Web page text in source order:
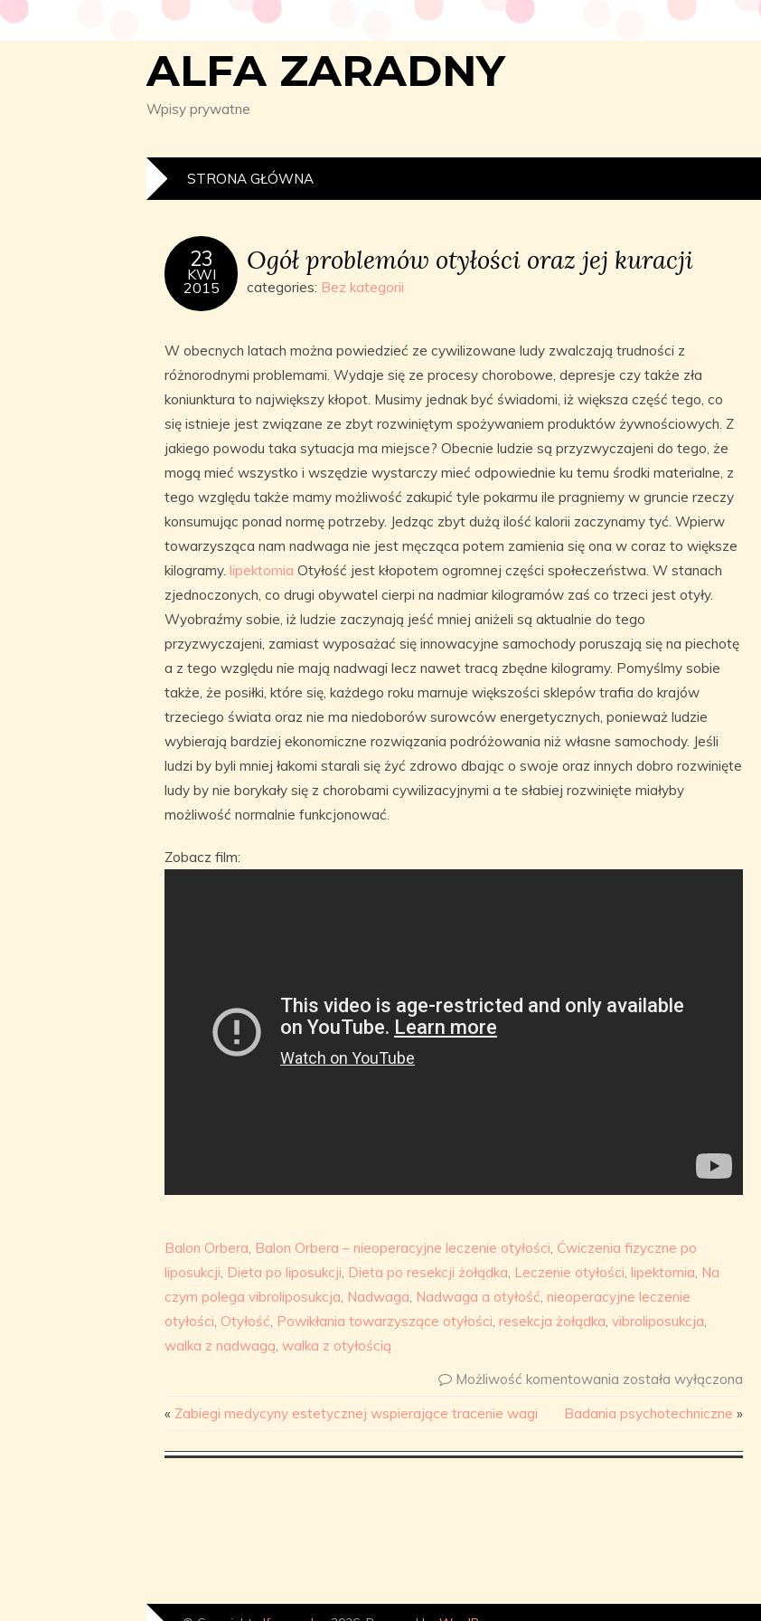
ALFA ZARADNY
Wpisy prywatne
STRONA GŁÓWNA
23
KWI
2015
Ogół problemów otyłości oraz jej kuracji
categories: Bez kategorii
W obecnych latach można powiedzieć ze cywilizowane ludy zwalczają trudności z
różnorodnymi problemami. Wydaje się ze procesy chorobowe, depresje czy także zła
koniunktura to największy kłopot. Musimy jednak być świadomi, iż większa część tego, co
się istnieje jest związane ze zbyt rozwiniętym spożywaniem produktów żywnościowych. Z
jakiego powodu taka sytuacja ma miejsce? Obecnie ludzie są przyzwyczajeni do tego, że
mogą mieć wszystko i wszędzie wystarczy mieć odpowiednie ku temu środki materialne, z
tego względu także mamy możliwość zakupić tyle pokarmu ile pragniemy w gruncie rzeczy
konsumując ponad normę potrzeby. Jedząc zbyt dużą ilość kalorii zaczynamy tyć. Wpierw
towarzysząca nam nadwaga nie jest męcząca potem zamienia się ona w coraz to większe
kilogramy. lipektomia Otyłość jest kłopotem ogromnej części społeczeństwa. W stanach
zjednoczonych, co drugi obywatel cierpi na nadmiar kilogramów zaś co trzeci jest otyły.
Wyobraźmy sobie, iż ludzie zaczynają jeść mniej aniżeli są aktualnie do tego
przyzwyczajeni, zamiast wyposażać się innowacyjne samochody poruszają się na piechotę
a z tego względu nie mają nadwagi lecz nawet tracą zbędne kilogramy. Pomyślmy sobie
także, że posiłki, które się, każdego roku marnuje większości sklepów trafia do krajów
trzeciego świata oraz nie ma niedoborów surowców energetycznych, ponieważ ludzie
wybierają bardziej ekonomiczne rozwiązania podróżowania niż własne samochody. Jeśli
ludzi by byli mniej łakomi starali się żyć zdrowo dbając o swoje oraz innych dobro rozwinięte
ludy by nie borykały się z chorobami cywilizacyjnymi a te słabiej rozwinięte miałyby
możliwość normalnie funkcjonować.
Zobacz film:
Balon Orbera, Balon Orbera – nieoperacyjne leczenie otyłości, Ćwiczenia fizyczne po
liposukcji, Dieta po liposukcji, Dieta po resekcji żołądka, Leczenie otyłości, lipektomia, Na
czym polega vibroliposukcja, Nadwaga, Nadwaga a otyłość, nieoperacyjne leczenie
otyłości, Otyłość, Powikłania towarzyszące otyłości, resekcja żołądka, vibroliposukcja,
walka z nadwagą, walka z otyłością
Możliwość komentowania została wyłączona
« Zabiegi medycyny estetycznej wspierające tracenie wagi Badania psychotechniczne »